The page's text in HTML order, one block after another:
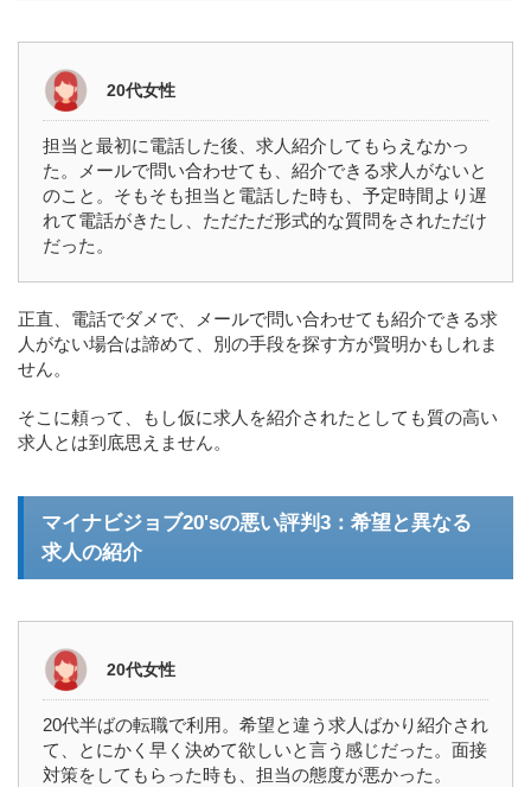
20代女性
担当と最初に電話した後、求人紹介してもらえなかっ
た。メールで問い合わせても、紹介できる求人がないと
のこと。そもそも担当と電話した時も、予定時間より遅
れて電話がきたし、ただただ形式的な質問をされただけ
だった。
正直、電話でダメで、メールで問い合わせても紹介できる求
人がない場合は諦めて、別の手段を探す方が賢明かもしれま
せん。
そこに頼って、もし仮に求人を紹介されたとしても質の高い
求人とは到底思えません。
マイナビジョブ20'sの悪い評判3：希望と異なる
求人の紹介
20代女性
20代半ばの転職で利用。希望と違う求人ばかり紹介され
て、とにかく早く決めて欲しいと言う感じだった。面接
対策をしてもらった時も、担当の態度が悪かった。